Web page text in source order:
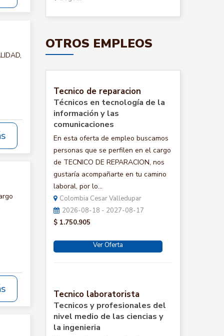
OTROS EMPLEOS
Tecnico de reparacion
Técnicos en tecnología de la
información y las
comunicaciones
En esta oferta de empleo buscamos
personas que se perfilen en el cargo
de TECNICO DE REPARACION, nos
gustaría acompañarte en tu camino
laboral, por lo...
Colombia Cesar Valledupar
2026-08-18 - 2027-08-17
$ 1.750.905
Ver Oferta
Tecnico laboratorista
Tecnicos y profesionales del
nivel medio de las ciencias y
la ingenieria